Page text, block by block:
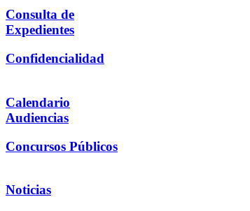
Consulta de
Expedientes
Confidencialidad
Calendario
Audiencias
Concursos Públicos
Noticias